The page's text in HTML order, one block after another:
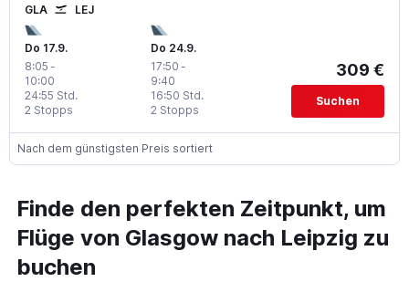
GLA LEJ
Do 17.9.
8:05 -
10:00
2 Stopps
24:55 Std.
Do 24.9.
17:50 -
9:40
2 Stopps
16:50 Std.
309 €
Suchen
Nach dem günstigsten Preis sortiert
Finde den perfekten Zeitpunkt, um
Flüge von Glasgow nach Leipzig zu
buchen